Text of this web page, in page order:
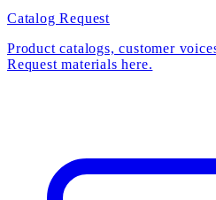
Catalog Request
Product catalogs, customer
Request materials here.